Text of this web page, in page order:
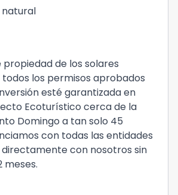
natural
propiedad de los solares
los permisos aprobados
esté garantizada en
Ecoturístico cerca de la
Domingo a tan solo 45
con todas las entidades
con nosotros sin
meses.